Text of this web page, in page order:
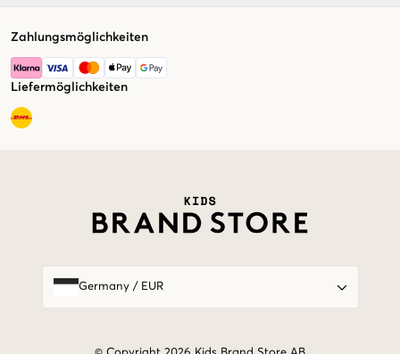
Zahlungsmöglichkeiten
Liefermöglichkeiten
Germany/ EUR